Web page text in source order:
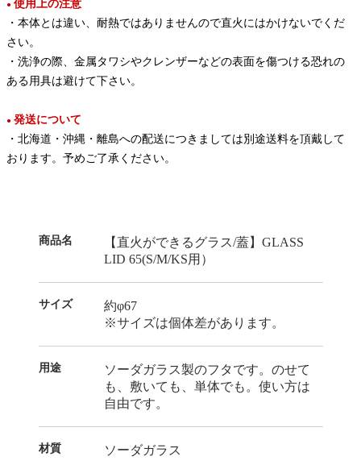
● 使用上の注意
・本体とは違い、耐熱ではありませんので直火にはかけないでくだ
さい。
・洗浄の際、金属タワシやクレンザーなどの表面を傷つける恐れの
ある用具は避けて下さい。
● 発送について
・北海道・沖縄・離島への配送につきましては別途送料を頂戴して
おります。予めご了承ください。
商品名
【直火ができるグラス/蓋】GLASS
LID 65(S/M/KS用）
サイズ
約φ67
※サイズは個体差があります。
用途
ソーダガラス製のフタです。のせて
も、敷いても、単体でも。使い方は
自由です。
材質 ソーダガラス